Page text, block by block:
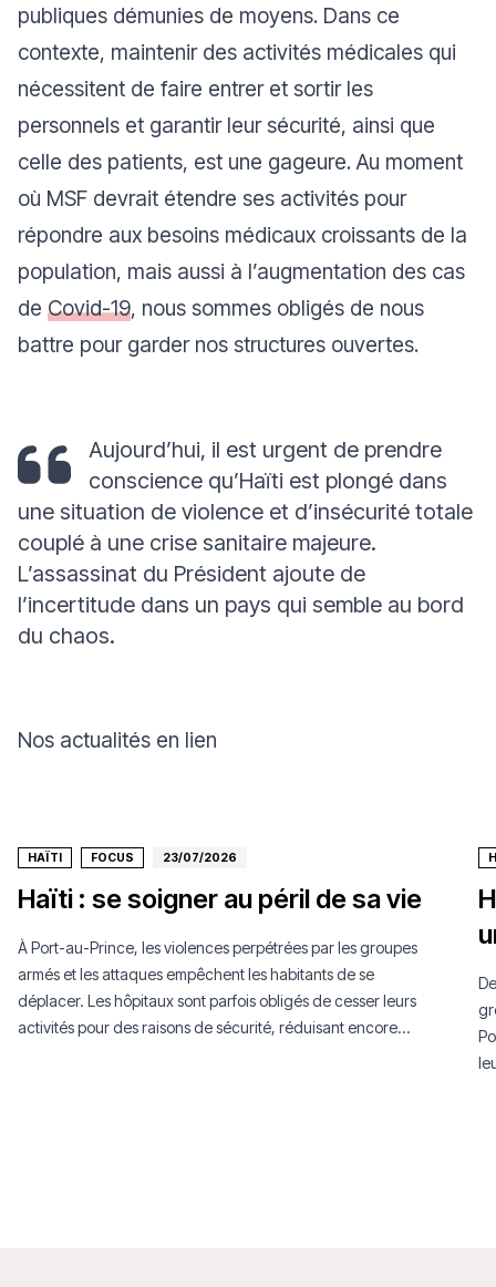
publiques démunies de moyens. Dans ce
contexte, maintenir des activités médicales qui
nécessitent de faire entrer et sortir les
personnels et garantir leur sécurité, ainsi que
celle des patients, est une gageure. Au moment
où MSF devrait étendre ses activités pour
répondre aux besoins médicaux croissants de la
population, mais aussi à l’augmentation des cas
de Covid-19, nous sommes obligés de nous
battre pour garder nos structures ouvertes.
Aujourd’hui, il est urgent de prendre
conscience qu’Haïti est plongé dans
une situation de violence et d’insécurité totale
couplé à une crise sanitaire majeure.
L’assassinat du Président ajoute de
l’incertitude dans un pays qui semble au bord
du chaos.
Nos actualités en lien
HAÏTI FOCUS 23/07/2026
Haïti : se soigner au péril de sa vie
À Port-au-Prince, les violences perpétrées par les groupes
armés et les attaques empêchent les habitants de se
déplacer. Les hôpitaux sont parfois obligés de cesser leurs
activités pour des raisons de sécurité, réduisant encore